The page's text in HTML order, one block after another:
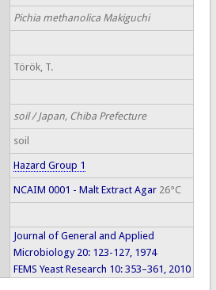
Pichia methanolica Makiguchi
Török, T.
soil / Japan, Chiba Prefecture
soil
Hazard Group 1
NCAIM 0001 - Malt Extract Agar26°C
Journal of General and Applied
Microbiology 20: 123-127, 1974
FEMS Yeast Research 10: 353–361, 2010